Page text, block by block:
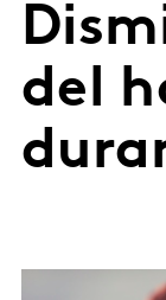
del